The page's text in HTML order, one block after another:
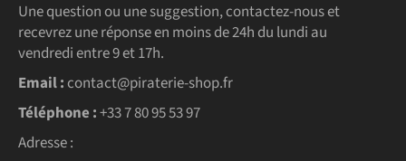
Une question ou une suggestion, contactez-nous et
recevrez une réponse en moins de 24h du lundi au
vendredi entre 9 et 17h.
Email : contact@piraterie-shop.fr
Téléphone :+33 7 80 95 53 97
Adresse :